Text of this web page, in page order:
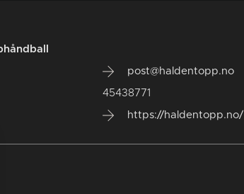
post@haldentopp.no
45438771
https://haldentopp.no/